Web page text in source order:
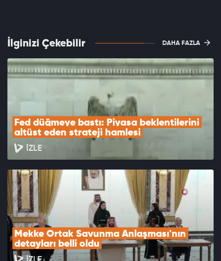
İlginizi Çekebilir DAHA FAZLA
Fed düğmeye bastı: Piyasa beklentilerini
altüst eden strateji hamlesi
İZLE
Mekke Ortak Savunma Anlaşması'nın
detayları belli oldu